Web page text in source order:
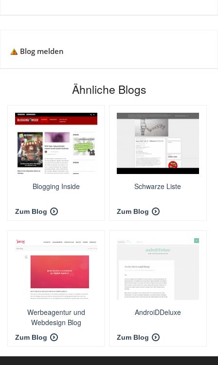
Blog melden
Ähnliche Blogs
Blogging Inside
Zum Blog
Schwarze Liste
Zum Blog
Werbeagentur und
Webdesign Blog
Zum Blog
AndroiDDeluxe
Zum Blog